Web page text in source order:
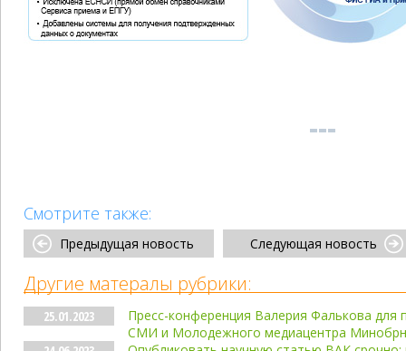
Смотрите также:
Предыдущая новость Следующая новость
Другие матералы рубрики:
25.01.2023
Пресс-конференция Валерия Фалькова для
СМИ и Молодежного медиацентра